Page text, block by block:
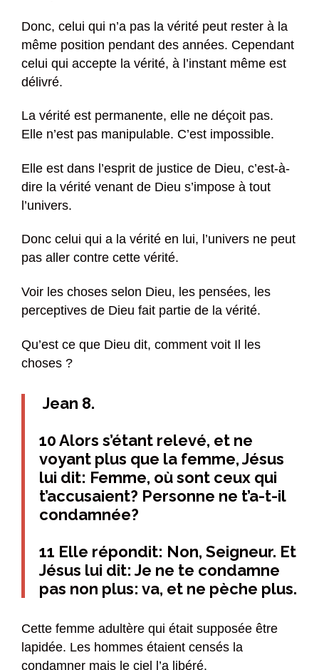
Donc, celui qui n’a pas la vérité peut rester à la
même position pendant des années. Cependant
celui qui accepte la vérité, à l’instant même est
délivré.
La vérité est permanente, elle ne déçoit pas.
Elle n’est pas manipulable. C’est impossible.
Elle est dans l’esprit de justice de Dieu, c’est-à-
dire la vérité venant de Dieu s’impose à tout
l’univers.
Donc celui qui a la vérité en lui, l’univers ne peut
pas aller contre cette vérité.
Voir les choses selon Dieu, les pensées, les
perceptives de Dieu fait partie de la vérité.
Qu’est ce que Dieu dit, comment voit Il les
choses ?
Jean 8.
10 Alors s’étant relevé, et ne
voyant plus que la femme, Jésus
lui dit: Femme, où sont ceux qui
t’accusaient? Personne ne t’a-t-il
condamnée?
11 Elle répondit: Non, Seigneur. Et
Jésus lui dit: Je ne te condamne
pas non plus: va, et ne pèche plus.
Cette femme adultère qui était supposée être
lapidée. Les hommes étaient censés la
condamner mais le ciel l’a libéré.